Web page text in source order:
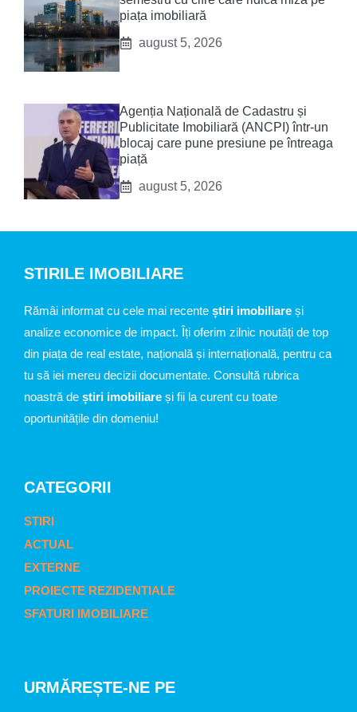
piața imobiliară
august 5, 2026
Agenția Națională de Cadastru și
Publicitate Imobiliară (ANCPI) într-un
blocaj care pune presiune pe întreaga
piață
august 5, 2026
STIRILE IMOBILIARE
Rămâi informat cu cele mai recente știri imobiliare și
analize economice de impact. Îți oferim zilnic noutăți de top
din piața de real estate, națională și internațională, pentru ca
tu să iei mereu decizii documentate. Consultă rubrica
noastră de știri imobiliare și fii la curent cu toate
oportunitățile din domeniu!
CATEGORII
STIRI
ACTUAL
EXTERNE
PROIECTE REZIDENTIALE
SFATURI IMOBILIARE
URMĂREȘTE-NE PE